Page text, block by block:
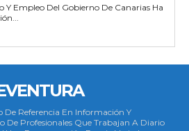
Y Empleo Del Gobierno De Canarias Ha
De Referencia En Información Y
De Profesionales Que Trabajan A Diario